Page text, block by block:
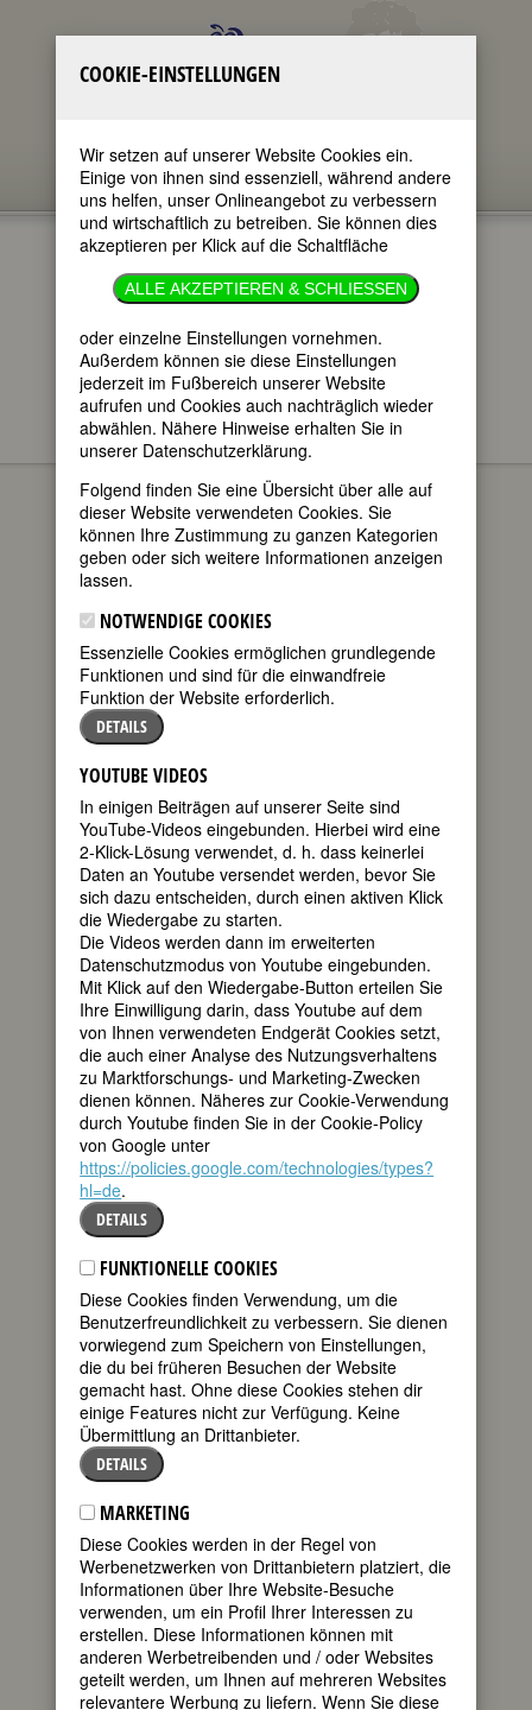
LALLA AICHA
im ganzen Text
nur in Titeln
BIOGRAPHIEN
Lalla Aicha, Prinzessin
von Marokko
geboren am
17. Juni 1930
in Rabat
4. September
2011 in Rabat
marokkanische Prinzessin und
Diplomatin; erste weibliche
Botschafterin der arabischen Welt
95. Geburtstag am 17. Juni 2025
Biografie
BIOGRAFIE
teilen
tweet
Die Tochter des
Sultans Mohamed
V und Schwester
des Thronfolgers
Hassan II wächst
in Rabat auf, wo
sie privat unterrichtet wird und ein
Baccalaureat absolviert. Marokkos
Streben nach Unabhängigkeit führt zu
Spanien. 1947 besucht der Sultan das
französische Protektorat Tanger,
begleitet von seiner Tochter Prinzessin
Lalla Aicha. Mohamed V hält eine Rede,
in der er von dem durch die Franzosen
genehmigten Inhalt abweicht und
Marokko zu einer vereinten Nation unter
seiner souveränen Führung erklärt.
Nach ihm tritt die 17jährige Prinzessin,
in westlicher Kleidung und
alle marokkanischen Frauen zur aktiven
Teilnahme am gesellschaftlichen Leben
auf. Dafür, so verlangt sie, müssen
Frauen Zugang zu Bildung haben und
sich aus patriarchalischen Strukturen
befreien. Als Beispiel nennt sie sich
selbst: sie studierte klassisches Arabisch
und moderne Sprachen, wozu ihr Vater
sie ermunterte.
COOKIE-EINSTELLUNGEN
Wir setzen auf unserer Website Cookies ein.
Einige von ihnen sind essenziell, während andere
uns helfen, unser Onlineangebot zu verbessern
und wirtschaftlich zu betreiben. Sie können dies
akzeptieren per Klick auf die Schaltfläche
ALLE AKZEPTIEREN & SCHLIESSEN
oder einzelne Einstellungen vornehmen.
Außerdem können sie diese Einstellungen
jederzeit im Fußbereich unserer Website
aufrufen und Cookies auch nachträglich wieder
abwählen. Nähere Hinweise erhalten Sie in
unserer Datenschutzerklärung.
Folgend finden Sie eine Übersicht über alle auf
dieser Website verwendeten Cookies. Sie
können Ihre Zustimmung zu ganzen Kategorien
geben oder sich weitere Informationen anzeigen
lassen.
NOTWENDIGE COOKIES
Essenzielle Cookies ermöglichen grundlegende
Funktionen und sind für die einwandfreie
Funktion der Website erforderlich.
DETAILS
YOUTUBE VIDEOS
In einigen Beiträgen auf unserer Seite sind
YouTube-Videos eingebunden. Hierbei wird eine
2-Klick-Lösung verwendet, d. h. dass keinerlei
Daten an Youtube versendet werden, bevor Sie
sich dazu entscheiden, durch einen aktiven Klick
die Wiedergabe zu starten.
Die Videos werden dann im erweiterten
Datenschutzmodus von Youtube eingebunden.
Mit Klick auf den Wiedergabe-Button erteilen Sie
Ihre Einwilligung darin, dass Youtube auf dem
von Ihnen verwendeten Endgerät Cookies setzt,
die auch einer Analyse des Nutzungsverhaltens
zu Marktforschungs- und Marketing-Zwecken
dienen können. Näheres zur Cookie-Verwendung
durch Youtube finden Sie in der Cookie-Policy
von Google unter
https://policies.google.com/technologies/types?
hl=de.
DETAILS
FUNKTIONELLE COOKIES
Diese Cookies finden Verwendung, um die
Benutzerfreundlichkeit zu verbessern. Sie dienen
vorwiegend zum Speichern von Einstellungen,
die du bei früheren Besuchen der Website
gemacht hast. Ohne diese Cookies stehen dir
einige Features nicht zur Verfügung. Keine
Übermittlung an Drittanbieter.
DETAILS
MARKETING
Diese Cookies werden in der Regel von
Werbenetzwerken von Drittanbietern platziert, die
Informationen über Ihre Website-Besuche
verwenden, um ein Profil Ihrer Interessen zu
erstellen. Diese Informationen können mit
anderen Werbetreibenden und / oder Websites
geteilt werden, um Ihnen auf mehreren Websites
relevantere Werbung zu liefern. Wenn Sie diese